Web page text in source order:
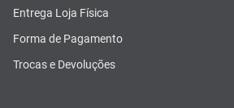
Entrega Loja Física
Forma de Pagamento
Trocas e Devoluções